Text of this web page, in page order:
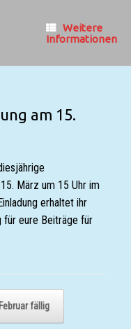
Weitere
Informationen
am 15.
März um 15 Uhr im
erhaltet ihr
für eure Beiträge für
fällig